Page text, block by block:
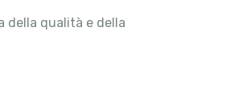
della qualità e della